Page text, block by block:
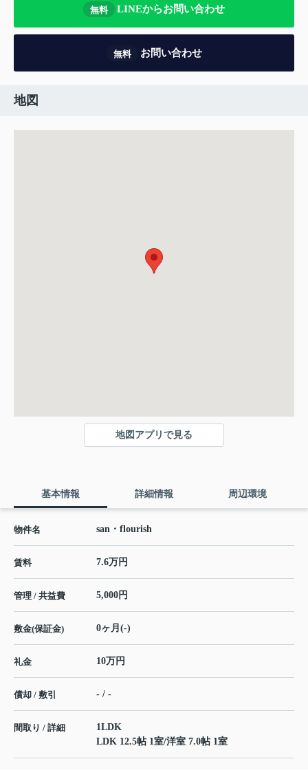
無料 LINEからお問い合わせ
無料 お問い合わせ
地図
地図アプリで見る
基本情報 詳細情報 周辺環境
物件名 san・flourish
賃料 7.6万円
管理 / 共益費 5,000円
敷金(保証金) 0ヶ月(-)
礼金 10万円
償却 / 敷引 - / -
間取り / 詳細
1LDK
LDK 12.5帖 1室/洋室 7.0帖 1室